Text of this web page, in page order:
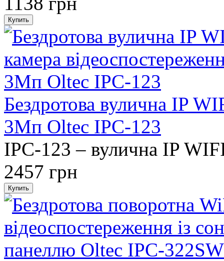
Бездротова вулична IP
3Мп Oltec IPC-123
IPC-123 – вулична IP
2457 грн